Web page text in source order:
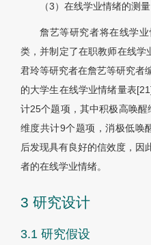
（3）在线学业情绪的测量
詹艺等研究者将在线学
类，并制定了在职教师在线学
君玲等研究者在詹艺等研究者
的大学生在线学业情绪量表
计25个题项，其中积极高唤
维度共计9个题项，消极低唤
后发现具有良好的信效度，因
者的在线学业情绪。
3 研究设计
3.1 研究假设